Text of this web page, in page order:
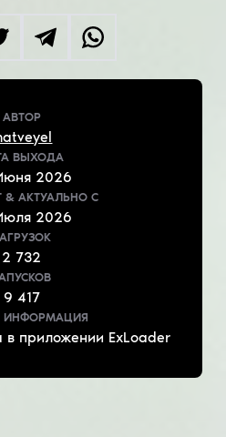
АВТОР
ВЫХОДА
2026
& АКТУАЛЬНО С
2026
2 732
9 417
ИНФОРМАЦИЯ
приложении ExLoader